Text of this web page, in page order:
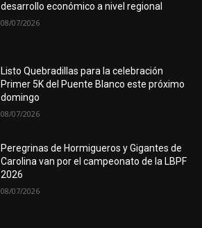
desarrollo económico a nivel regional
08/07/2026
Listo Quebradillas para la celebración
Primer 5K del Puente Blanco este próximo
domingo
08/07/2026
Peregrinas de Hormigueros y Gigantes de
Carolina van por el campeonato de la LBPF
2026
08/07/2026